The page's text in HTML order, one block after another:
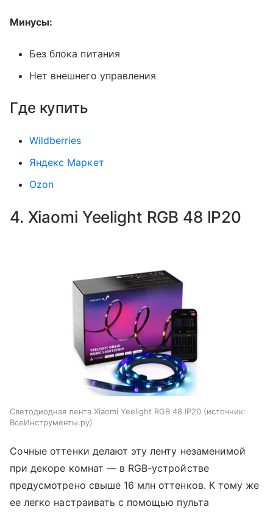
Минусы:
Без блока питания
Нет внешнего управления
Где купить
Wildberries
Яндекс Маркет
Ozon
4. Xiaomi Yeelight RGB 48 IP20
Светодиодная лента Xiaomi Yeelight RGB 48 IP20
источник:
ВсеИнструменты.ру
Сочные оттенки делают эту ленту незаменимой
при декоре комнат — в RGB-устройстве
предусмотрено свыше 16 млн оттенков. К тому же
ее легко настраивать с помощью пульта